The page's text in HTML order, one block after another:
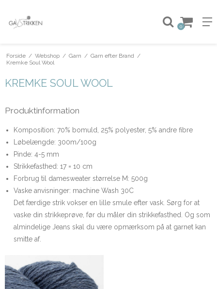
0
Forside / Webshop / Garn / Garn efter Brand /
Kremke Soul Wool
KREMKE SOUL WOOL
Produktinformation
Komposition: 70% bomuld, 25% polyester, 5% andre fibre
Løbelængde: 300m/100g
Pinde: 4-5 mm
Strikkefasthed: 17 = 10 cm
Forbrug til damesweater størrelse M: 500g
Vaske anvisninger: machine Wash 30C
Det færdige strik vokser en lille smule efter vask. Sørg for at
vaske din strikkeprøve, før du måler din strikkefasthed. Og som
almindelige Jeans skal du være opmærksom på at garnet kan
smitte af.